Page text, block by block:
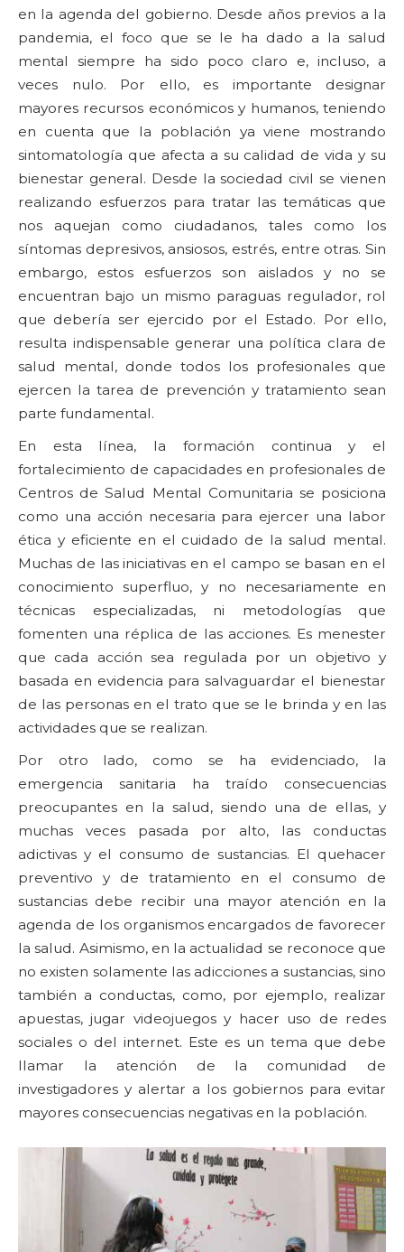
en la agenda del gobierno. Desde años previos a la
pandemia, el foco que se le ha dado a la salud
mental siempre ha sido poco claro e, incluso, a
veces nulo. Por ello, es importante designar
mayores recursos económicos y humanos, teniendo
en cuenta que la población ya viene mostrando
sintomatología que afecta a su calidad de vida y su
bienestar general. Desde la sociedad civil se vienen
realizando esfuerzos para tratar las temáticas que
nos aquejan como ciudadanos, tales como los
síntomas depresivos, ansiosos, estrés, entre otras. Sin
embargo, estos esfuerzos son aislados y no se
encuentran bajo un mismo paraguas regulador, rol
que debería ser ejercido por el Estado. Por ello,
resulta indispensable generar una política clara de
salud mental, donde todos los profesionales que
ejercen la tarea de prevención y tratamiento sean
parte fundamental.
En esta línea, la formación continua y el
fortalecimiento de capacidades en profesionales de
Centros de Salud Mental Comunitaria se posiciona
como una acción necesaria para ejercer una labor
ética y eficiente en el cuidado de la salud mental.
Muchas de las iniciativas en el campo se basan en el
conocimiento superfluo, y no necesariamente en
técnicas especializadas, ni metodologías que
fomenten una réplica de las acciones. Es menester
que cada acción sea regulada por un objetivo y
basada en evidencia para salvaguardar el bienestar
de las personas en el trato que se le brinda y en las
actividades que se realizan.
Por otro lado, como se ha evidenciado, la
emergencia sanitaria ha traído consecuencias
preocupantes en la salud, siendo una de ellas, y
muchas veces pasada por alto, las conductas
adictivas y el consumo de sustancias. El quehacer
preventivo y de tratamiento en el consumo de
sustancias debe recibir una mayor atención en la
agenda de los organismos encargados de favorecer
la salud. Asimismo, en la actualidad se reconoce que
no existen solamente las adicciones a sustancias, sino
también a conductas, como, por ejemplo, realizar
apuestas, jugar videojuegos y hacer uso de redes
sociales o del internet. Este es un tema que debe
llamar la atención de la comunidad de
investigadores y alertar a los gobiernos para evitar
mayores consecuencias negativas en la población.